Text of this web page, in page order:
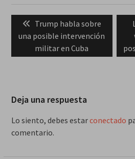
entradas
Previous
post:
Trump habla sobre
una posible intervención
militar en Cuba
Deja una respuesta
Lo siento, debes estarconectado
comentario.